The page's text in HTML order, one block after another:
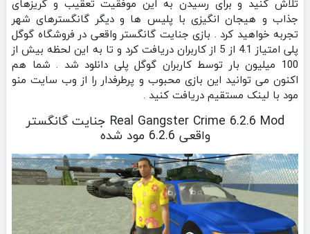
جذاب و هیجان انگیزی با پلیس ها و دیگر گانگسترهای شهر
تجربه خواهید کرد . بازی جنایت گانگستر واقعی در فروشگاه گوگل
پلی امتیاز 4.1 از 5 از کاربران دریافت کرد و تا به این لحظه بیش از
100 میلیون بار توسط کاربران گوگل پلی دانلود شد . شما هم
اکنون می توانید این بازی محبوب و پرطرفدار را از وب سایت منو
مود با لینک مستقیم دریافت کنید .
Real Gangster Crime 6.2.6 Mod جنایت گانگستر
واقعی 6.2.6 مود شده